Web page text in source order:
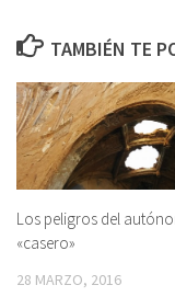
TAMBIÉN TE
Los peligros del
«casero»
28 MARZO, 2016